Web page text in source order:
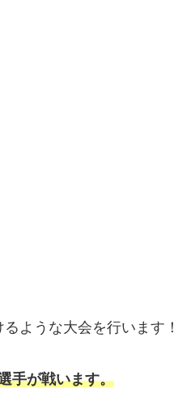
ような大会を行います！
手が戦います。